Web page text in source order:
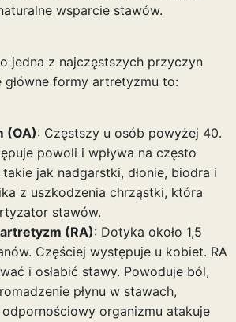
wsparcie stawów.
jedna z najczęstszych przyczyn
główne formy artretyzmu to:
(OA): Częstszy u osób powyżej 40.
powoli i wpływa na często
jak nadgarstki, dłonie, biodra i
z uszkodzenia chrząstki, która
stawów.
(RA): Dotyka około 1,5
Częściej występuje u kobiet. RA
i osłabić stawy. Powoduje ból,
płynu w stawach,
odpornościowy organizmu atakuje